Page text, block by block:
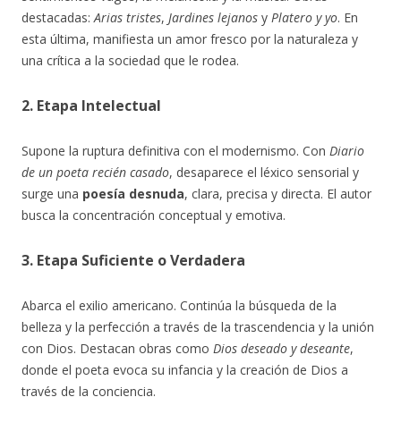
destacadas:Arias tristes, Jardines lejanos y Platero y yo. En
esta última, manifiesta un amor fresco por la naturaleza y
una crítica a la sociedad que le rodea.
2. Etapa Intelectual
Supone la ruptura definitiva con el modernismo. Con Diario
de un poeta recién casado, desaparece el léxico sensorial y
surge una poesía desnuda, clara, precisa y directa. El autor
busca la concentración conceptual y emotiva.
3. Etapa Suficiente o Verdadera
Abarca el exilio americano. Continúa la búsqueda de la
belleza y la perfección a través de la trascendencia y la unión
con Dios. Destacan obras como Dios deseado y deseante,
donde el poeta evoca su infancia y la creación de Dios a
través de la conciencia.